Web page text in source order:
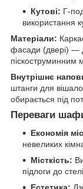
Кутові: Г-
використання
Матеріали:
фасади (двері) —
піскоструминним
Внутрішнє
штанги для
обирається під
Переваги
Економія
невеликих
Місткість:
підлоги до